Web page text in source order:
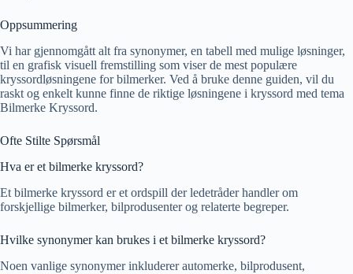
Oppsummering
Vi har gjennomgått alt fra synonymer, en tabell med mulige løsninger,
til en grafisk visuell fremstilling som viser de mest populære
kryssordløsningene for bilmerker. Ved å bruke denne guiden, vil du
raskt og enkelt kunne finne de riktige løsningene i kryssord med tema
Bilmerke Kryssord.
Ofte Stilte Spørsmål
Hva er et bilmerke kryssord?
Et bilmerke kryssord er et ordspill der ledetråder handler om
forskjellige bilmerker, bilprodusenter og relaterte begreper.
Hvilke synonymer kan brukes i et bilmerke kryssord?
Noen vanlige synonymer inkluderer automerke, bilprodusent,